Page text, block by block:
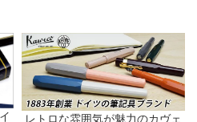
レトロな雰囲気が魅力のカヴェ